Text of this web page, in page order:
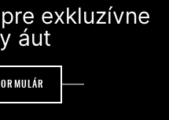
exkluzívne
áut